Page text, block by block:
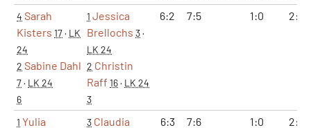
4 Sarah
Kisters 17· LK
24
2 Sabine Dahl
7· LK 24
6
1 Jessica
Brellochs 3·
LK 24
2 Christin
Raff 16· LK 24
3
6:2 7:5 1:0 2:0
1 Yulia
3 Claudia
6:3 7:6 1:0 2:0